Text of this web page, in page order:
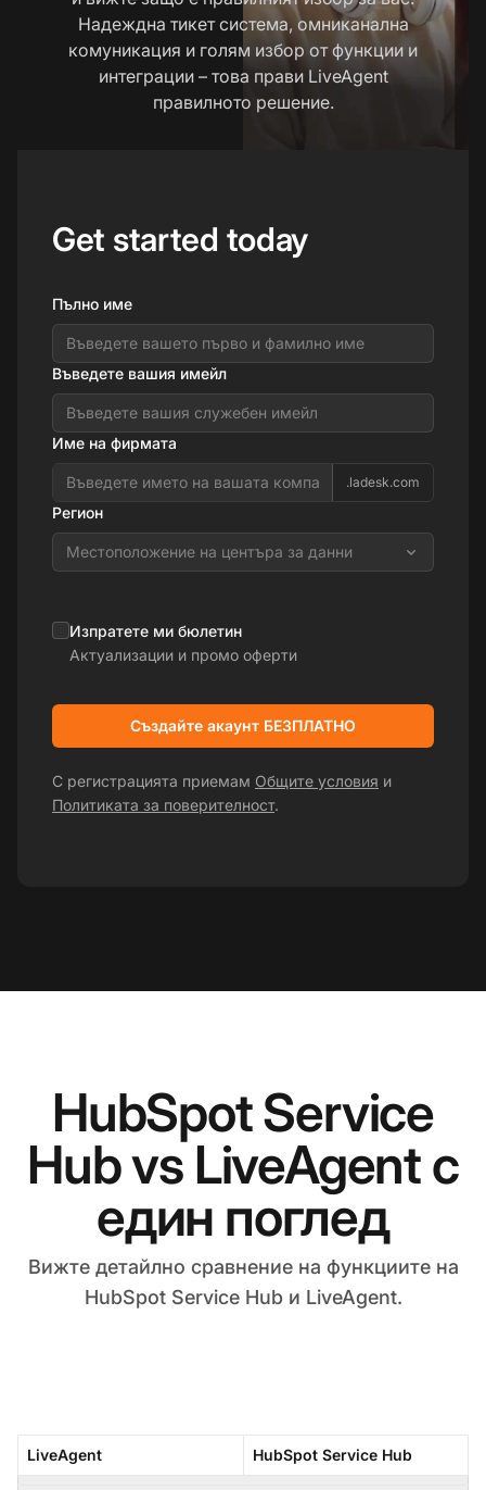
Надеждна тикет система, омниканална
комуникация и голям избор от функции и
интеграции – това прави LiveAgent
правилното решение.
Get started today
Пълно име
Въведете вашия имейл
Име на фирмата
.ladesk.com
Регион
Местоположение на центъра за данни
Изпратете ми бюлетин
Актуализации и промо оферти
Създайте акаунт БЕЗПЛАТНО
С регистрацията приемам Общите условия и
Политиката за поверителност.
HubSpot Service
Hub vs LiveAgent с
един поглед
Вижте детайлно сравнение на функциите на
HubSpot Service Hub и LiveAgent.
LiveAgent HubSpot Service Hub